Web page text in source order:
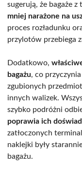
sugerują, że bagaże z
mniej narażone na
proces rozładunku
przylotów przebiega
Dodatkowo,
bagażu, co
zgubionych
innych walizek.
szybko podróżni
poprawia ich
zatłoczonych
naklejki były
bagażu.